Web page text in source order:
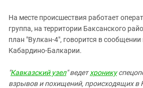
Южная Осетия
Южный Кавказ
ЮФО
На месте происшествия работает
группа, на территории Баксанского
план "Вулкан-4", говорится в
Кабардино-Балкарии.
"Кавказский узел" ведетхронику
взрывов и похищений, происходящих в